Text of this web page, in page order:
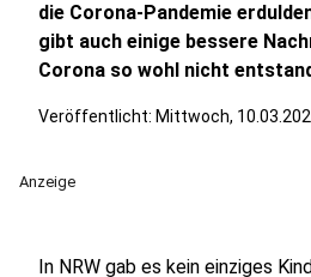
die Corona-Pandemie
gibt auch einige bessere
Corona so wohl nicht
Veröffentlicht: Mittwoch,
Anzeige
In NRW gab es kein einziges